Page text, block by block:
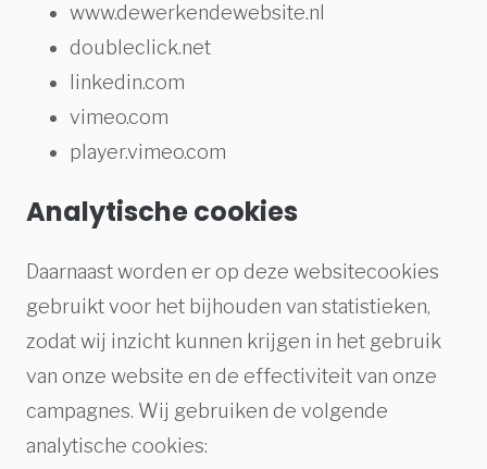
www.dewerkendewebsite.nl
doubleclick.net
linkedin.com
vimeo.com
player.vimeo.com
Analytische cookies
Daarnaast worden er op deze websitecookies
gebruikt voor het bijhouden van statistieken,
zodat wij inzicht kunnen krijgen in het gebruik
van onze website en de effectiviteit van onze
campagnes. Wij gebruiken de volgende
analytische cookies: